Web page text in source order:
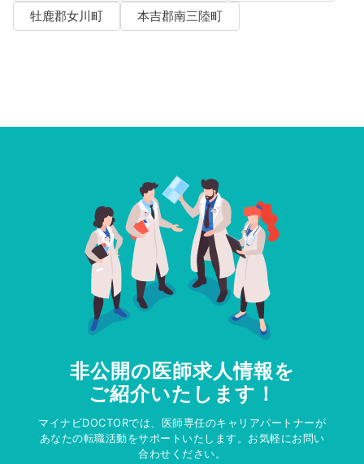
牡鹿郡女川町
本吉郡南三陸町
非公開の医師求人情報を
ご紹介いたします！
マイナビDOCTORでは、医師専任のキャリアパートナーが
あなたの転職活動をサポートいたします。お気軽にお問い
合わせください。